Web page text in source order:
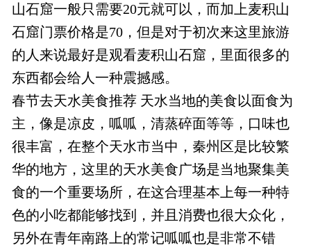
山石窟一般只需要20元就可以，而加上麦积山
石窟门票价格是70，但是对于初次来这里旅游
的人来说最好是观看麦积山石窟，里面很多的
东西都会给人一种震撼感。
春节去天水美食推荐 天水当地的美食以面食为
主，像是凉皮，呱呱，清蒸碎面等等，口味也
很丰富，在整个天水市当中，秦州区是比较繁
华的地方，这里的天水美食广场是当地聚集美
食的一个重要场所，在这合理基本上每一种特
色的小吃都能够找到，并且消费也很大众化，
另外在青年南路上的常记呱呱也是非常不错